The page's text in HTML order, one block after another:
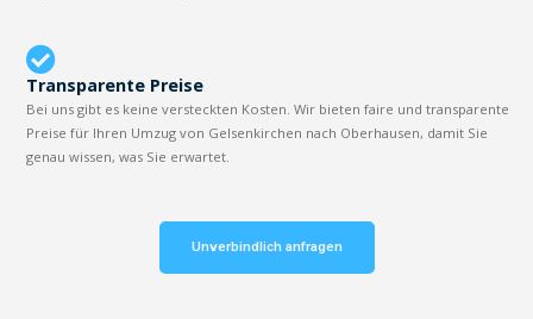
Transparente Preise
Bei uns gibt es keine versteckten Kosten. Wir bieten faire und transparente
Preise für Ihren Umzug von Gelsenkirchen nach Oberhausen, damit Sie
genau wissen, was Sie erwartet.
Unverbindlich anfragen